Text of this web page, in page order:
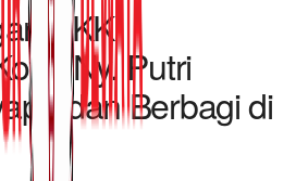
PKK
Ny. Putri
dan Berbagi di